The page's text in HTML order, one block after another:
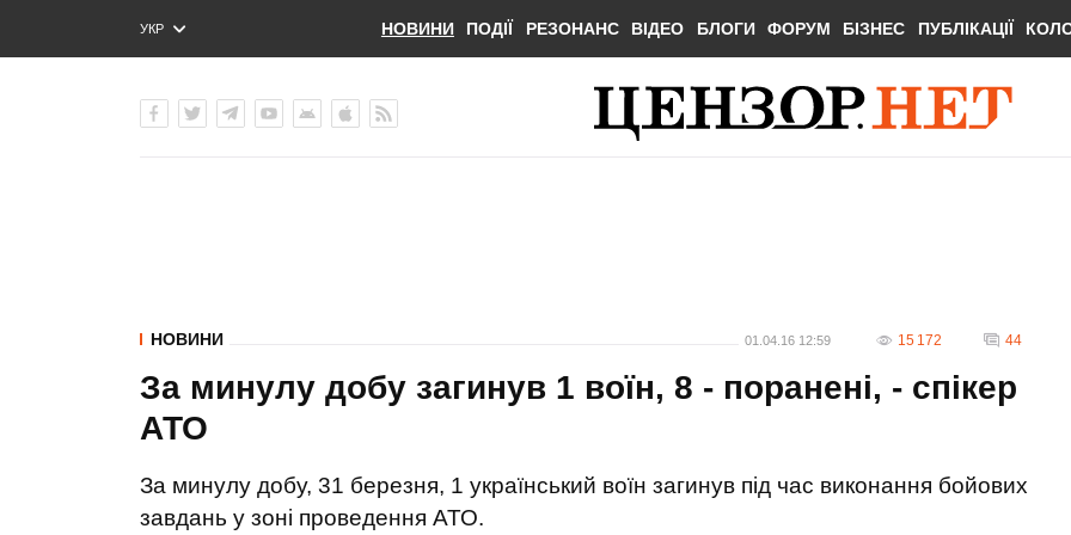
УКР
ENG
НОВИНИ ПОДІЇ РЕЗОНАНС ВІДЕО БЛОГИ ФОРУМ БІЗНЕС ПУБЛІКАЦІЇ
НОВИНИ 01.04.16 12:59 15 172 44
За минулу добу загинув 1 воїн, 8 - поранені, - спікер
АТО
За минулу добу, 31 березня, 1 український воїн загинув під час виконання бойових
завдань у зоні проведення АТО.